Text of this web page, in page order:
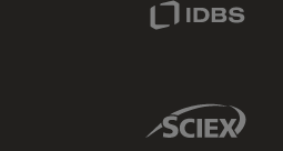
Sciex Link